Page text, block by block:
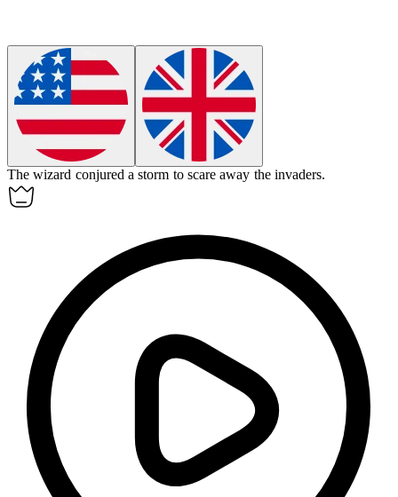
The wizard conjured a storm to scare away the invaders.